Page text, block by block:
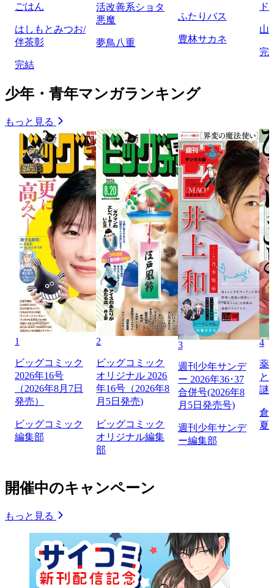
ごはん
はしもとみつお/
伴茶彰
完結
活改善系ショタ
悪魔
夢鳥八重
ふたりバス
豊林サカネ
ド
山
完
少年・青年マンガランキング
もっと見る
1
ビッグコミック
2026年16号
（2026年8月7日
発売）
ビッグコミック
編集部
2
ビッグコミック
オリジナル 2026
年16号（2026年8
月5日発売)
ビッグコミック
オリジナル編集
部
3
週刊少年サンデ
ー 2026年36･37
合併号(2026年8
月5日発売号)
週刊少年サンデ
ー編集部
4
薬
と
謎
倉
夏
開催中のキャンペーン
もっと見る